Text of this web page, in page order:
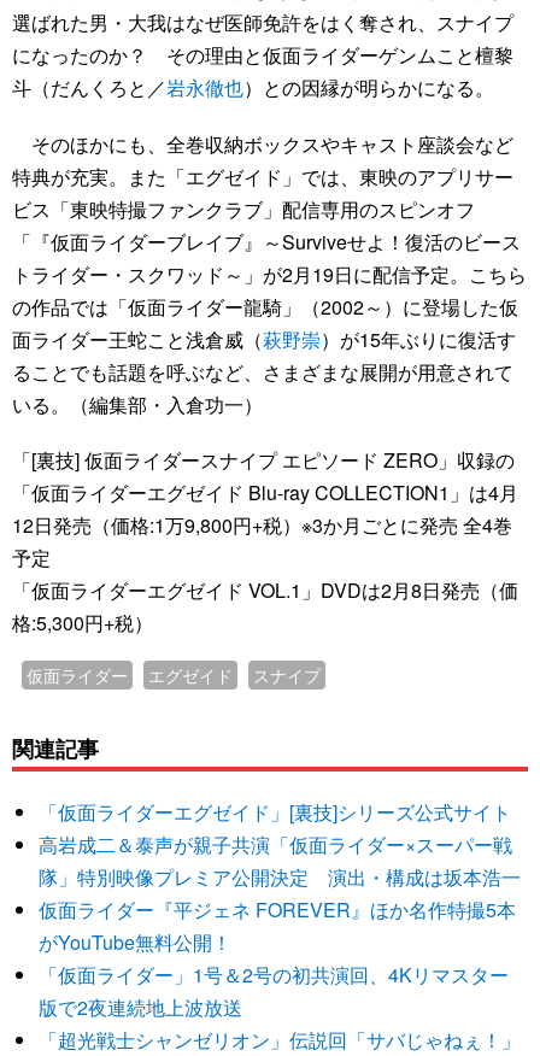
選ばれた男・大我はなぜ医師免許をはく奪され、スナイプ
になったのか？ その理由と仮面ライダーゲンムこと檀黎
斗（だんくろと／岩永徹也）との因縁が明らかになる。
そのほかにも、全巻収納ボックスやキャスト座談会など
特典が充実。また「エグゼイド」では、東映のアプリサー
ビス「東映特撮ファンクラブ」配信専用のスピンオフ
「『仮面ライダーブレイブ』～Surviveせよ！復活のビース
トライダー・スクワッド～」が2月19日に配信予定。こちら
の作品では「仮面ライダー龍騎」（2002～）に登場した仮
面ライダー王蛇こと浅倉威（萩野崇）が15年ぶりに復活す
ることでも話題を呼ぶなど、さまざまな展開が用意されて
いる。（編集部・入倉功一）
「[裏技] 仮面ライダースナイプ エピソード ZERO」収録の
「仮面ライダーエグゼイド Blu-ray COLLECTION1」は4月
12日発売（価格:1万9,800円+税）※3か月ごとに発売 全4巻
予定
「仮面ライダーエグゼイド VOL.1」DVDは2月8日発売（価
格:5,300円+税）
仮面ライダー エグゼイド スナイプ
関連記事
「仮面ライダーエグゼイド」[裏技]シリーズ公式サイト
高岩成二＆泰声が親子共演「仮面ライダー×スーパー戦
隊」特別映像プレミア公開決定 演出・構成は坂本浩一
仮面ライダー『平ジェネ FOREVER』ほか名作特撮5本
がYouTube無料公開！
「仮面ライダー」1号＆2号の初共演回、4Kリマスター
版で2夜連続地上波放送
「超光戦士シャンゼリオン」伝説回「サバじゃねぇ！」